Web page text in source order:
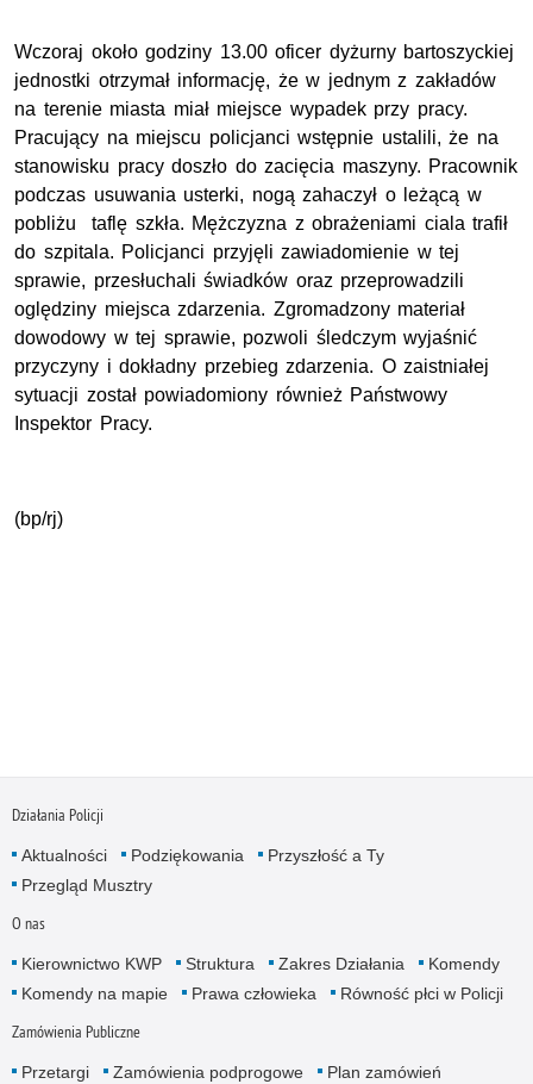
Wczoraj około godziny 13.00 oficer dyżurny bartoszyckiej
jednostki otrzymał informację, że w jednym z zakładów
na terenie miasta miał miejsce wypadek przy pracy.
Pracujący na miejscu policjanci wstępnie ustalili, że na
stanowisku pracy doszło do zacięcia maszyny. Pracownik
podczas usuwania usterki, nogą zahaczył o leżącą w
pobliżu taflę szkła. Mężczyzna z obrażeniami ciala trafił
do szpitala. Policjanci przyjęli zawiadomienie w tej
sprawie, przesłuchali świadków oraz przeprowadzili
oględziny miejsca zdarzenia. Zgromadzony materiał
dowodowy w tej sprawie, pozwoli śledczym wyjaśnić
przyczyny i dokładny przebieg zdarzenia. O zaistniałej
sytuacji został powiadomiony również Państwowy
Inspektor Pracy.
(bp/rj)
Działania Policji
Aktualności Podziękowania
Przyszłość a Ty
Przegląd Musztry
O nas
Kierownictwo KWP Struktura Zakres Działania
Komendy
Komendy na mapie
Prawa człowieka Równość płci w Policji
Zamówienia Publiczne
Przetargi Zamówienia podprogowe
Plan zamówień